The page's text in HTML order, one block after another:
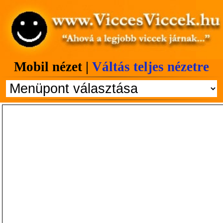
Mobil nézet | Váltás teljes nézetre